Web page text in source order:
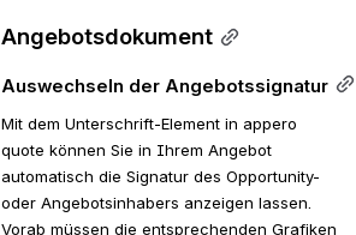
Angebotsdokument
Auswechseln der Angebotssignatur
Mit dem Unterschrift-Element in appero
quote können Sie in Ihrem Angebot
automatisch die Signatur des Opportunity-
oder Angebotsinhabers anzeigen lassen.
Vorab müssen die entsprechenden Grafiken